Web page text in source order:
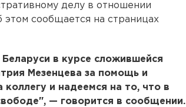
делу в отношении
сообщается на страницах
в курсе сложившейся
Мезенцева за помощь и
и надеемся на то, что в
— говорится в сообщении.